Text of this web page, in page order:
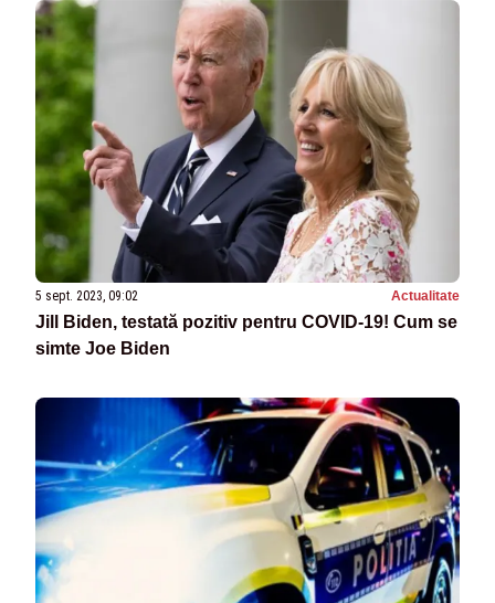
5 sept. 2023, 09:02 Actualitate
Jill Biden, testată pozitiv pentru COVID-19! Cum se
simte Joe Biden